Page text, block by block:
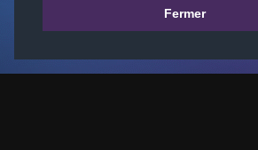
Fermer
© 2018-2026
SITE WEB
TOUTES LES